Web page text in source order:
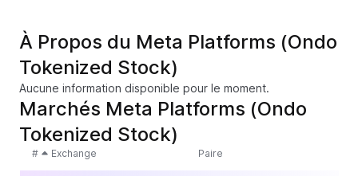
À Propos du Meta Platforms (Ondo
Tokenized Stock)
Aucune information disponible pour le moment.
Marchés Meta Platforms (Ondo
Tokenized Stock)
# Exchange Paire